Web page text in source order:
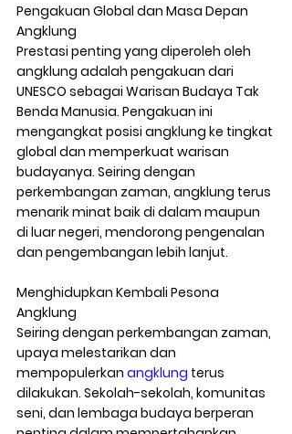
Pengakuan Global dan Masa Depan
Angklung
Prestasi penting yang diperoleh oleh
angklung adalah pengakuan dari
UNESCO sebagai Warisan Budaya Tak
Benda Manusia. Pengakuan ini
mengangkat posisi angklung ke tingkat
global dan memperkuat warisan
budayanya. Seiring dengan
perkembangan zaman, angklung terus
menarik minat baik di dalam maupun
di luar negeri, mendorong pengenalan
dan pengembangan lebih lanjut.
Menghidupkan Kembali Pesona
Angklung
Seiring dengan perkembangan zaman,
upaya melestarikan dan
mempopulerkan angklung terus
dilakukan. Sekolah-sekolah, komunitas
seni, dan lembaga budaya berperan